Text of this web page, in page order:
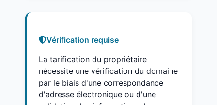
Vérification requise
La tarification du propriétaire
nécessite une vérification du domaine
par le biais d'une correspondance
d'adresse électronique ou d'une